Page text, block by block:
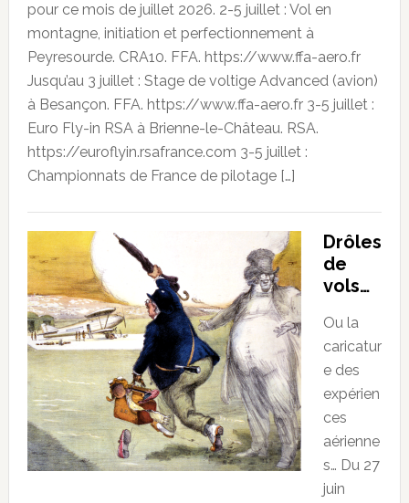
pour ce mois de juillet 2026. 2-5 juillet : Vol en
montagne, initiation et perfectionnement à
Peyresourde. CRA10. FFA. https://www.ffa-aero.fr
Jusqu’au 3 juillet : Stage de voltige Advanced (avion)
à Besançon. FFA. https://www.ffa-aero.fr 3-5 juillet :
Euro Fly-in RSA à Brienne-le-Château. RSA.
https://euroflyin.rsafrance.com 3-5 juillet :
Championnats de France de pilotage […]
Drôles
de
vols…
Ou la
caricatur
e des
expérien
ces
aérienne
s… Du 27
juin